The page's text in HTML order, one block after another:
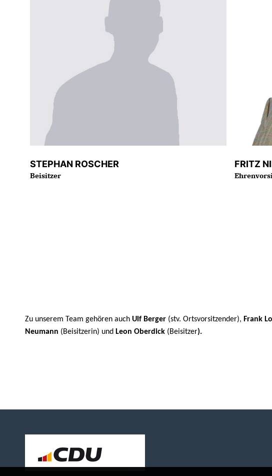
STEPHAN ROSCHER
Beisitzer
FRITZ
Zu unserem Team gehören auch Ulf Berger (stv. Ortsvorsitzender), Frank
Neumann (Beisitzerin) und Leon Oberdick (Beisitzer).